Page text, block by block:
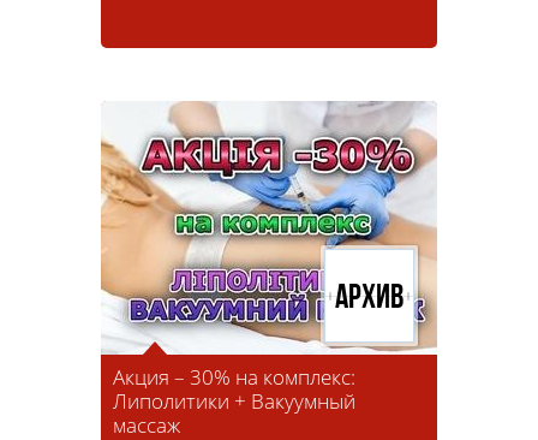
Акция – 30% на комплекс:
Липолитики + Вакуумный
массаж
Архив